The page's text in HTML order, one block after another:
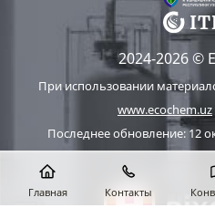
2024-2026 ©
При использовании
www.ecochem.uz
Последнее обновление: 12
Сайт работает
Главная Контакты